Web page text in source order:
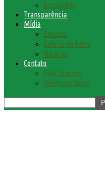
Resoluções
Transparência
Mídia
Eventos
Galeria de Fotos
Notícias
Contato
Fale Conosco
Telefones Úteis